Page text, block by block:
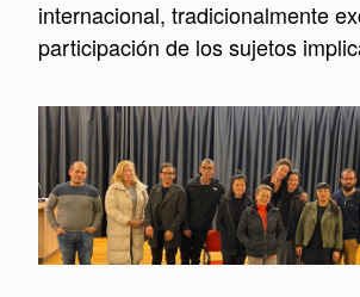
internacional, tradicionalmente
participación de los sujetos